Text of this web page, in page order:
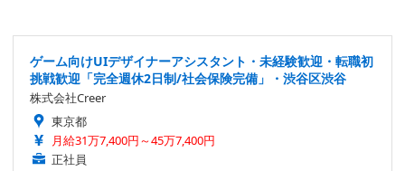
ゲーム向けUIデザイナーアシスタント・未経験歓迎・転職初
挑戦歓迎「完全週休2日制/社会保険完備」・渋谷区渋谷
株式会社Creer
東京都
月給31万7,400円～45万7,400円
正社員